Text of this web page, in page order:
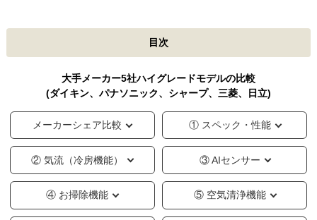
目次
大手メーカー5社ハイグレードモデルの比較
(ダイキン、パナソニック、シャープ、三菱、日立)
メーカーシェア比較 ① スペック・性能
② 気流（冷房機能） ③ AIセンサー
④ お掃除機能 ⑤ 空気清浄機能